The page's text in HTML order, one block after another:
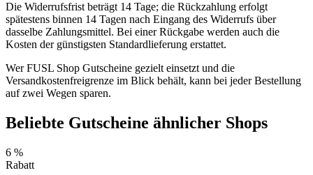
Die Widerrufsfrist beträgt 14 Tage; die Rückzahlung erfolgt
spätestens binnen 14 Tagen nach Eingang des Widerrufs über
dasselbe Zahlungsmittel. Bei einer Rückgabe werden auch die
Kosten der günstigsten Standardlieferung erstattet.
Wer FUSL Shop Gutscheine gezielt einsetzt und die
Versandkostenfreigrenze im Blick behält, kann bei jeder Bestellung
auf zwei Wegen sparen.
Beliebte Gutscheine ähnlicher Shops
6 %
Rabatt